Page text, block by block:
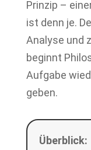
Prinzip –
ist denn je.
Analyse und
beginnt
Aufgabe
geben.
Überblick: